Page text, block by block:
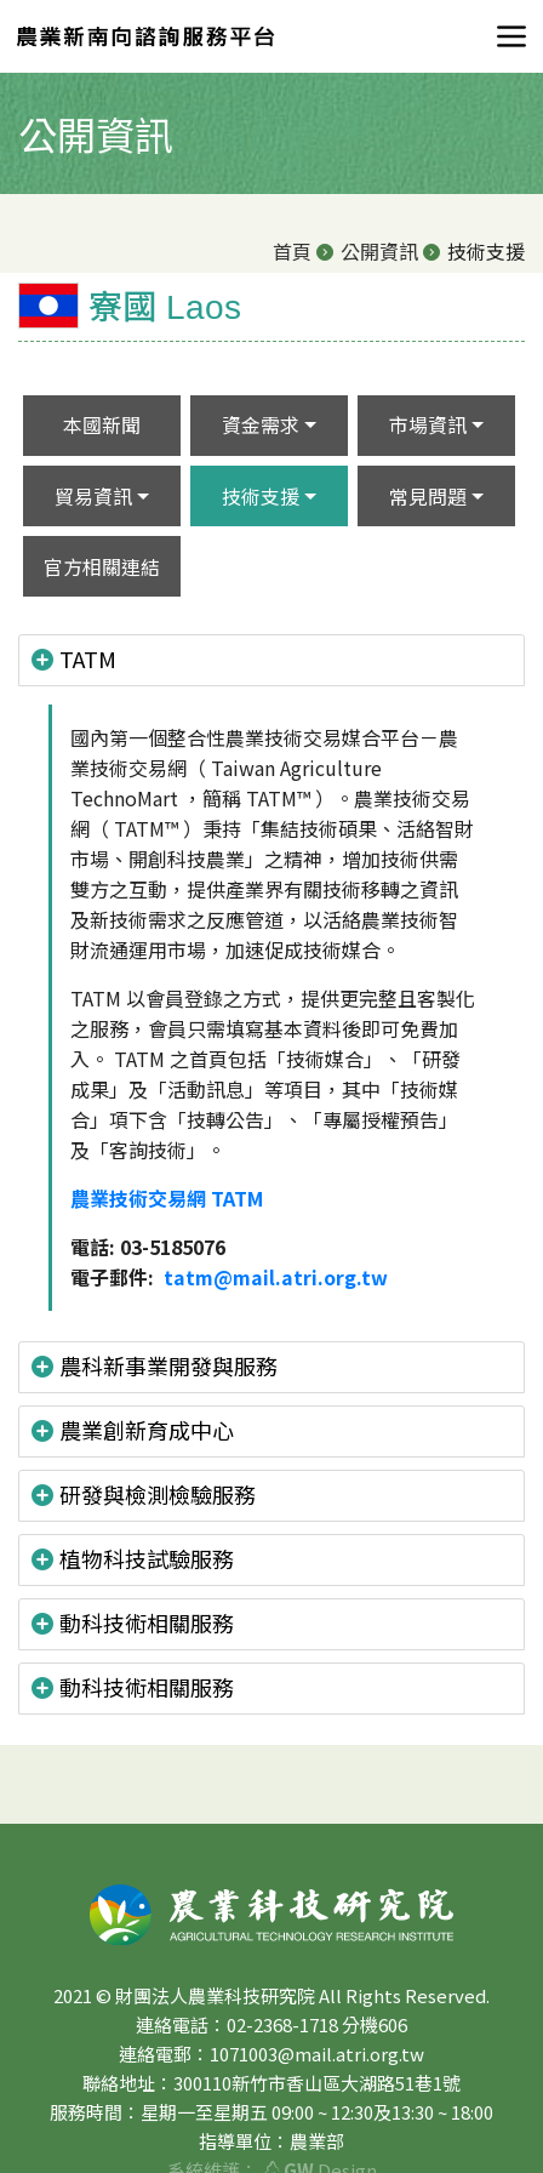
公開資訊
首頁 公開資訊 技術支援
寮國 Laos
本國新聞 資金需求 市場資訊
貿易資訊 技術支援 常見問題
官方相關連結
TATM
國內第一個整合性農業技術交易媒合平台－農
業技術交易網（ Taiwan Agriculture
TechnoMart ，簡稱 TATM™ ）。農業技術交易
網（ TATM™ ）秉持「集結技術碩果、活絡智財
市場、開創科技農業」之精神，增加技術供需
雙方之互動，提供產業界有關技術移轉之資訊
及新技術需求之反應管道，以活絡農業技術智
財流通運用市場，加速促成技術媒合。
TATM 以會員登錄之方式，提供更完整且客製化
之服務，會員只需填寫基本資料後即可免費加
入。 TATM 之首頁包括「技術媒合」、「研發
成果」及「活動訊息」等項目，其中「技術媒
合」項下含「技轉公告」、「專屬授權預告」
及「客詢技術」。
農業技術交易網 TATM
電話: 03-5185076
電子郵件: tatm@mail.atri.org.tw
農科新事業開發與服務
農業創新育成中心
研發與檢測檢驗服務
植物科技試驗服務
動科技術相關服務
動科技術相關服務
2021 © 財團法人農業科技研究院 All Rights Reserved.
連絡電話：02-2368-1718 分機606
連絡電郵：1071003@mail.atri.org.tw
聯絡地址：300110新竹市香山區大湖路51巷1號
服務時間：星期一至星期五 09:00 ~ 12:30及13:30 ~ 18:00
指導單位：農業部